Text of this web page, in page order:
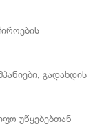
გადახდის
უწყებებთან